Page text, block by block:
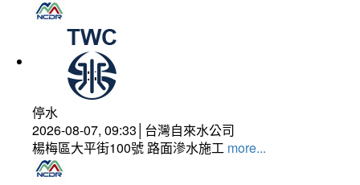
停水
2026-08-07, 09:33│台灣自來水公司
楊梅區大平街100號 路面滲水施工 more...